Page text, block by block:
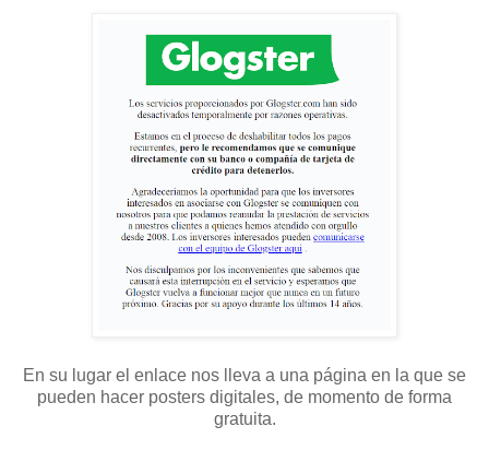
En su lugar el enlace nos lleva a una página en la que se
pueden hacer posters digitales, de momento de forma
gratuita.